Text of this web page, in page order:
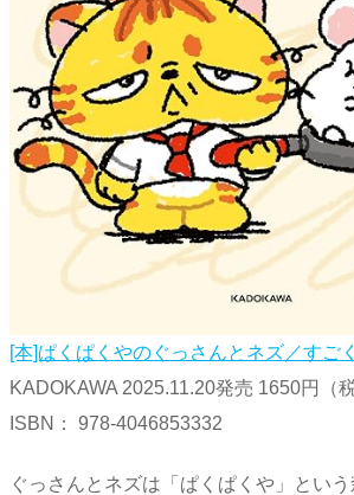
[本]ぱくぱくやのぐっさんとネズ／すご
KADOKAWA 2025.11.20発売 1650円（税
ISBN：‎ 978-4046853332
ぐっさんとネズは「ぱくぱくや」とい